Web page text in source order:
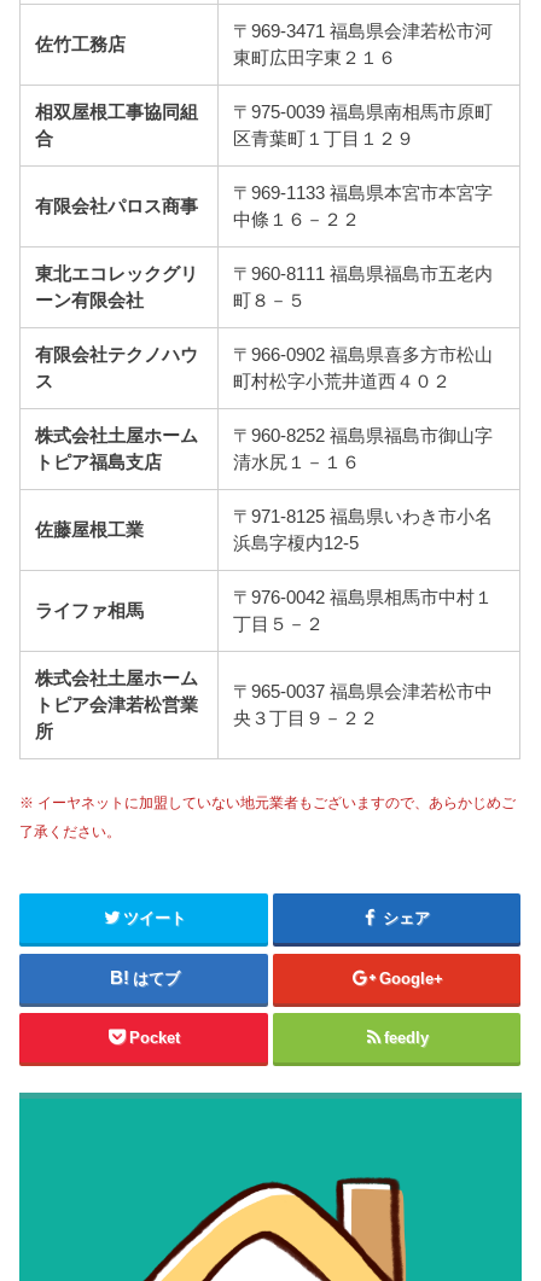
佐竹工務店
〒969-3471 福島県会津若松市河
東町広田字東２１６
相双屋根工事協同組
合
〒975-0039 福島県南相馬市原町
区青葉町１丁目１２９
有限会社パロス商事
〒969-1133 福島県本宮市本宮字
中條１６－２２
東北エコレックグリ
ーン有限会社
〒960-8111 福島県福島市五老内
町８－５
有限会社テクノハウ
ス
〒966-0902 福島県喜多方市松山
町村松字小荒井道西４０２
株式会社土屋ホーム
トピア福島支店
〒960-8252 福島県福島市御山字
清水尻１－１６
佐藤屋根工業
〒971-8125 福島県いわき市小名
浜島字榎内12-5
ライファ相馬
〒976-0042 福島県相馬市中村１
丁目５－２
株式会社土屋ホーム
トピア会津若松営業
所
〒965-0037 福島県会津若松市中
央３丁目９－２２
※ イーヤネットに加盟していない地元業者もございますので、あらかじめご
了承ください。
ツイート シェア
はてブ Google+
Pocket feedly